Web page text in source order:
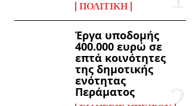
ΠΟΛΙΤΙΚΉ
Έργα υποδομής
400.000 ευρώ σε
επτά κοινότητες
της δημοτικής
ενότητας
Περάματος